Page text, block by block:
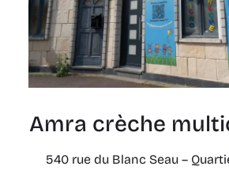
Amra crèche
540 rue du Blanc Seau –